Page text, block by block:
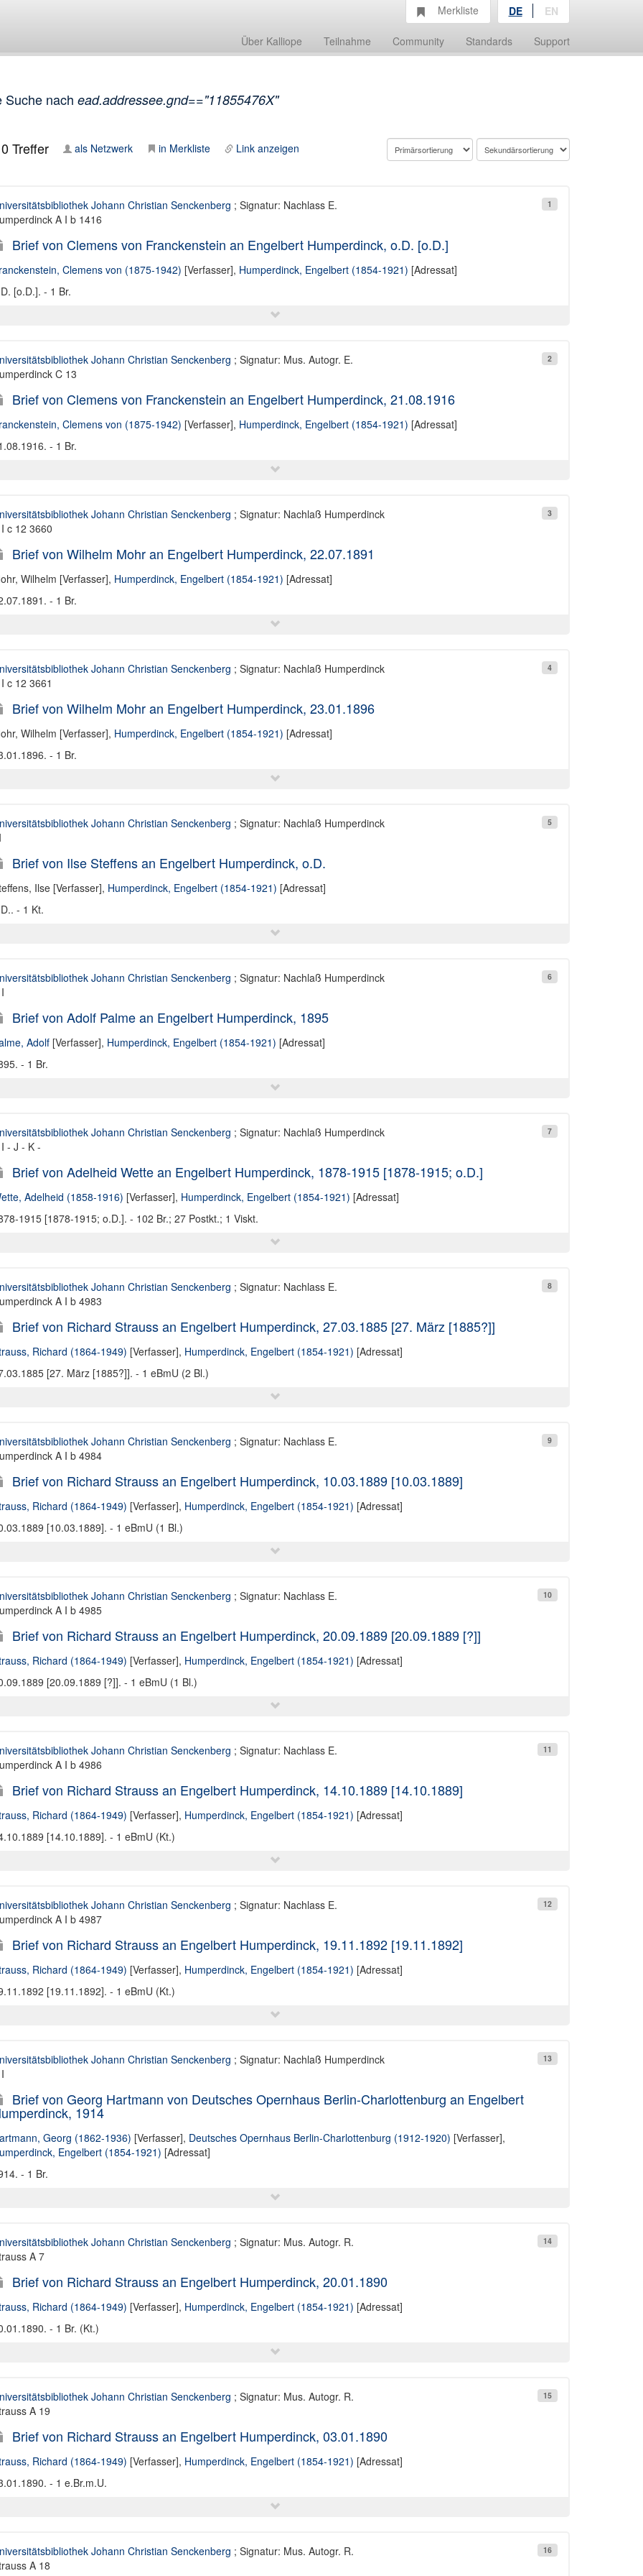
Über Kalliope Teilnahme Community Standards Support
Merkliste DE EN
Suche nach ead.addressee.gnd=="11855476X"
Treffer als Netzwerk in Merkliste Link anzeigen
1
Johann Christian Senckenberg ; Signatur: Nachlass E.
A I b 1416
Brief von Clemens von Franckenstein an Engelbert Humperdinck, o.D. [o.D.]
Clemens von (1875-1942) [Verfasser], Humperdinck, Engelbert (1854-1921) [Adressat]
[o.D.]. - 1 Br.
2
Johann Christian Senckenberg ; Signatur: Mus. Autogr. E.
C 13
Brief von Clemens von Franckenstein an Engelbert Humperdinck, 21.08.1916
Clemens von (1875-1942) [Verfasser], Humperdinck, Engelbert (1854-1921) [Adressat]
- 1 Br.
3
Johann Christian Senckenberg ; Signatur: Nachlaß Humperdinck
c 12 3660
Brief von Wilhelm Mohr an Engelbert Humperdinck, 22.07.1891
Wilhelm [Verfasser], Humperdinck, Engelbert (1854-1921) [Adressat]
- 1 Br.
4
Johann Christian Senckenberg ; Signatur: Nachlaß Humperdinck
c 12 3661
Brief von Wilhelm Mohr an Engelbert Humperdinck, 23.01.1896
Wilhelm [Verfasser], Humperdinck, Engelbert (1854-1921) [Adressat]
- 1 Br.
5
Johann Christian Senckenberg ; Signatur: Nachlaß Humperdinck
Brief von Ilse Steffens an Engelbert Humperdinck, o.D.
Ilse [Verfasser], Humperdinck, Engelbert (1854-1921) [Adressat]
- 1 Kt.
6
Johann Christian Senckenberg ; Signatur: Nachlaß Humperdinck
Brief von Adolf Palme an Engelbert Humperdinck, 1895
Adolf[Verfasser], Humperdinck, Engelbert (1854-1921) [Adressat]
- 1 Br.
7
Johann Christian Senckenberg ; Signatur: Nachlaß Humperdinck
- J - K -
Brief von Adelheid Wette an Engelbert Humperdinck, 1878-1915 [1878-1915; o.D.]
Adelheid (1858-1916) [Verfasser], Humperdinck, Engelbert (1854-1921) [Adressat]
1915 [1878-1915; o.D.]. - 102 Br.; 27 Postkt.; 1 Viskt.
8
Johann Christian Senckenberg ; Signatur: Nachlass E.
A I b 4983
Brief von Richard Strauss an Engelbert Humperdinck, 27.03.1885 [27. März [1885?]]
Richard (1864-1949) [Verfasser], Humperdinck, Engelbert (1854-1921) [Adressat]
[27. März [1885?]]. - 1 eBmU (2 Bl.)
9
Johann Christian Senckenberg ; Signatur: Nachlass E.
A I b 4984
Brief von Richard Strauss an Engelbert Humperdinck, 10.03.1889 [10.03.1889]
Richard (1864-1949) [Verfasser], Humperdinck, Engelbert (1854-1921) [Adressat]
[10.03.1889]. - 1 eBmU (1 Bl.)
10
Johann Christian Senckenberg ; Signatur: Nachlass E.
A I b 4985
Brief von Richard Strauss an Engelbert Humperdinck, 20.09.1889 [20.09.1889 [?]]
Richard (1864-1949) [Verfasser], Humperdinck, Engelbert (1854-1921) [Adressat]
[20.09.1889 [?]]. - 1 eBmU (1 Bl.)
11
Johann Christian Senckenberg ; Signatur: Nachlass E.
A I b 4986
Brief von Richard Strauss an Engelbert Humperdinck, 14.10.1889 [14.10.1889]
Richard (1864-1949) [Verfasser], Humperdinck, Engelbert (1854-1921) [Adressat]
[14.10.1889]. - 1 eBmU (Kt.)
12
Johann Christian Senckenberg ; Signatur: Nachlass E.
A I b 4987
Brief von Richard Strauss an Engelbert Humperdinck, 19.11.1892 [19.11.1892]
Richard (1864-1949) [Verfasser], Humperdinck, Engelbert (1854-1921) [Adressat]
[19.11.1892]. - 1 eBmU (Kt.)
13
Johann Christian Senckenberg ; Signatur: Nachlaß Humperdinck
Brief von Georg Hartmann von Deutsches Opernhaus Berlin-Charlottenburg an Engelbert
1914
Georg (1862-1936) [Verfasser], Deutsches Opernhaus Berlin-Charlottenburg (1912-1920) [Verfasser],
Engelbert (1854-1921) [Adressat]
- 1 Br.
14
Johann Christian Senckenberg ; Signatur: Mus. Autogr. R.
A 7
Brief von Richard Strauss an Engelbert Humperdinck, 20.01.1890
Richard (1864-1949) [Verfasser], Humperdinck, Engelbert (1854-1921) [Adressat]
- 1 Br. (Kt.)
15
Johann Christian Senckenberg ; Signatur: Mus. Autogr. R.
A 19
Brief von Richard Strauss an Engelbert Humperdinck, 03.01.1890
Richard (1864-1949) [Verfasser], Humperdinck, Engelbert (1854-1921) [Adressat]
- 1 e.Br.m.U.
16
Johann Christian Senckenberg ; Signatur: Mus. Autogr. R.
A 18